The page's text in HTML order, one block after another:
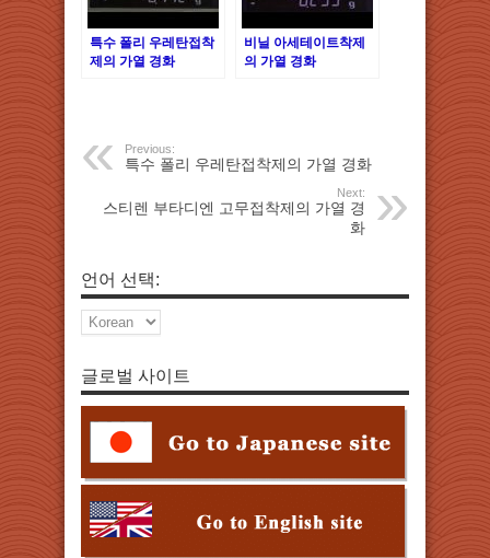
특수 폴리 우레탄접착
제의 가열 경화
비닐 아세테이트착제
의 가열 경화
Previous:
특수 폴리 우레탄접착제의 가열 경화
Next:
스티렌 부타디엔 고무접착제의 가열 경
화
언어 선택:
글로벌 사이트